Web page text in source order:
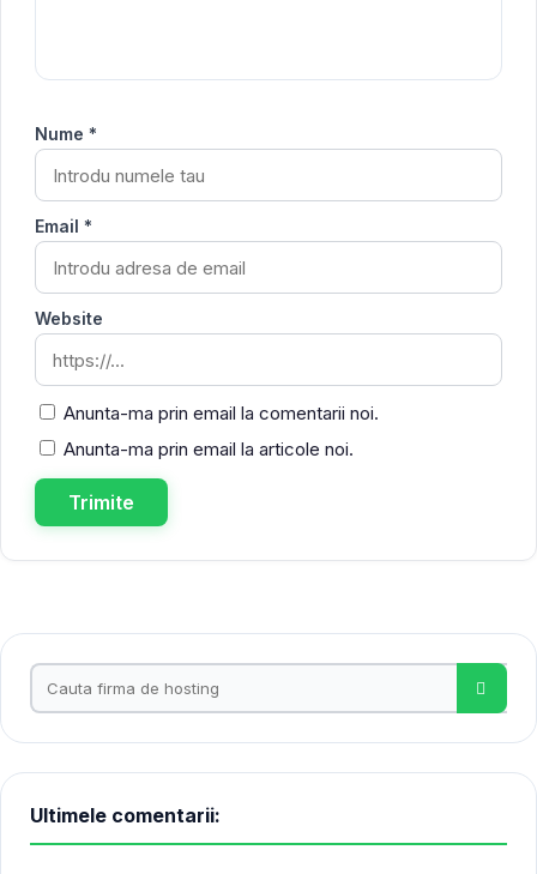
Nume *
Email *
Website
Anunta-ma prin email la comentarii noi.
Anunta-ma prin email la articole noi.
Ultimele comentarii: